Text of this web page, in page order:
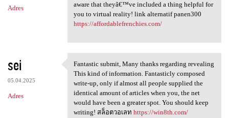
Adres
aware that theyâ€™ve included a thing helpful for
you to virtual reality! link alternatif panen300
https://affordablefrenchies.com/
sei
05.04.2025
Adres
Fantastic submit, Many thanks
Fantastic submit, Many thanks regarding revealing
This kind of information. Fantasticly composed
write-up, only if almost all people supplied the
identical amount of articles when you, the net
would have been a greater spot. You should keep
writing! สล็อตวอเลท https://win8th.com/